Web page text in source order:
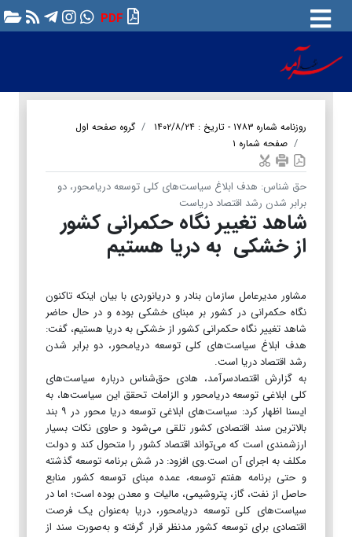
PDF
روزنامه شماره ۱۷۸۳ - تاریخ : ۱۴۰۲/۸/۲۴
گروه صفحه اول
صفحه شماره ۱
حق شناس: هدف ابلاغ سیاست‌های کلی توسعه دریامحور، دو
برابر شدن رشد اقتصاد دریاست
شاهد تغییر نگاه حکمرانی کشور
از خشکی به دریا هستیم
مشاور مدیرعامل سازمان بنادر و دریانوردی با بیان اینکه تاکنون
نگاه حکمرانی در کشور بر مبنای خشکی بوده و در حال حاضر
شاهد تغییر نگاه حکمرانی کشور از خشکی به دریا هستیم، گفت:
هدف ابلاغ سیاست‌های کلی توسعه دریامحور، دو برابر شدن
رشد اقتصاد دریا است.
به گزارش اقتصادسرآمد، هادی حق‌شناس درباره سیاست‌های
کلی ابلاغی توسعه دریامحور و الزامات تحقق این سیاست‌ها، به
ایسنا اظهار کرد: سیاست‌های ابلاغی توسعه دریا محور در ۹ بند
بالاترین سند اقتصادی کشور تلقی می‌شود و حاوی نکات بسیار
ارزشمندی است که می‌تواند اقتصاد کشور را متحول کند و دولت
مکلف به اجرای آن است.وی افزود: در شش برنامه توسعه گذشته
و حتی برنامه هفتم توسعه، عمده مبنای توسعه کشور منابع
حاصل از نفت، گاز، پتروشیمی، مالیات و معدن بوده است؛ اما در
سیاست‌های کلی توسعه دریامحور، دریا به‌عنوان یک فرصت
اقتصادی برای توسعه کشور مدنظر قرار گرفته و به‌صورت سند از